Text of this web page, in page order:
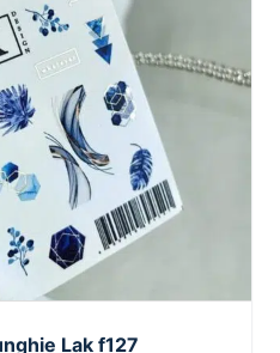
Lak f127